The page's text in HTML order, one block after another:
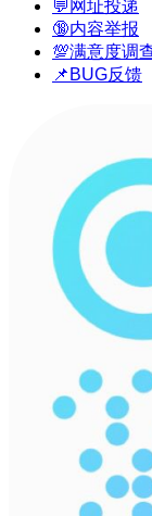
💬网址投递
🔞内容举报
💯满意度调
📌BUG反馈